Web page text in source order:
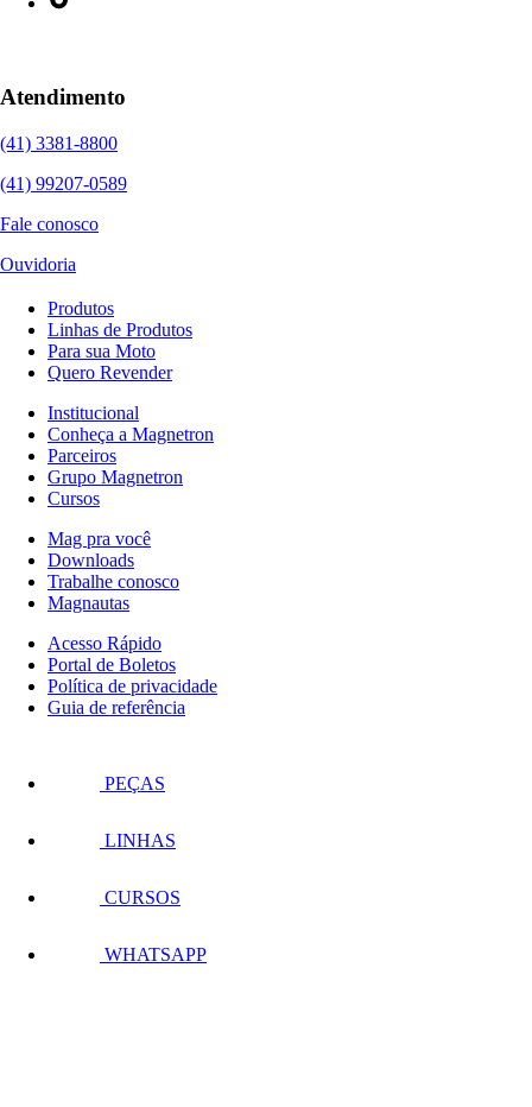
Atendimento
(41) 3381-8800
(41) 99207-0589
Fale conosco
Ouvidoria
Produtos
Linhas de Produtos
Para sua Moto
Quero Revender
Institucional
Conheça a Magnetron
Parceiros
Grupo Magnetron
Cursos
Mag pra você
Downloads
Trabalhe conosco
Magnautas
Acesso Rápido
Portal de Boletos
Política de privacidade
Guia de referência
PEÇAS
LINHAS
CURSOS
WHATSAPP